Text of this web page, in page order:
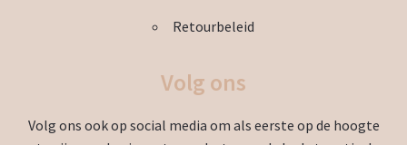
Retourbeleid
Volg ons
Volg ons ook op social media om als eerste op de hoogte